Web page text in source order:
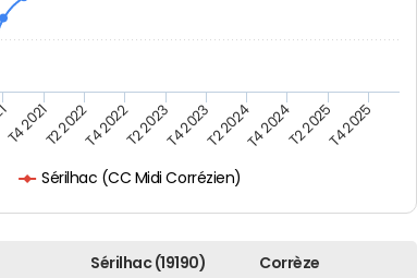
Sérilhac (CC Midi Corrézien)
T4 2021T2 2022T4 2022T2 2023T4 2023T2 2024T4 2024T2 2025T4 2025
Sérilhac (19190) Corrèze